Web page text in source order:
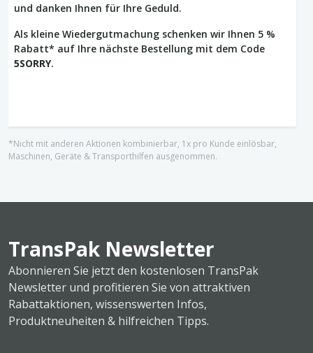
und danken Ihnen für Ihre Geduld.
Als kleine Wiedergutmachung schenken wir Ihnen 5 %
Rabatt* auf Ihre nächste Bestellung mit dem Code
5SORRY.
*Nicht mit anderen Aktionen kombinierbar, 1x pro Kunde einlösbar,
Maschinen, Geräte & Transporthilfen ausgenommen.
TransPak Newsletter
Abonnieren Sie jetzt den kostenlosen TransPak
Newsletter und profitieren Sie von attraktiven
Rabattaktionen, wissenswerten Infos,
Produktneuheiten & hilfreichen Tipps.